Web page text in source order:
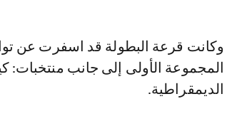
وكانت قرعة البطولة قد اسفرت عن تواجد المنتخب الوطني المغربي في
المجموعة الأولى إلى جانب منتخبات:
الديمقراطية.